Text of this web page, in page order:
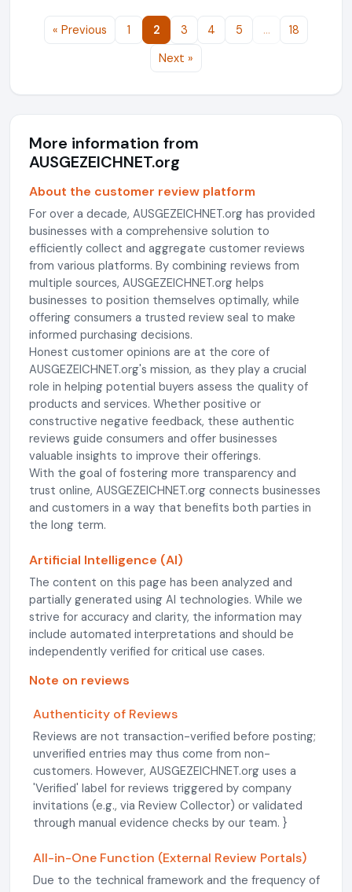
« Previous 1 2 3 4 5 …
18
Next »
More information from
AUSGEZEICHNET.org
About the customer review platform
For over a decade, AUSGEZEICHNET.org has provided
businesses with a comprehensive solution to
efficiently collect and aggregate customer reviews
from various platforms. By combining reviews from
multiple sources, AUSGEZEICHNET.org helps
businesses to position themselves optimally, while
offering consumers a trusted review seal to make
informed purchasing decisions.
Honest customer opinions are at the core of
AUSGEZEICHNET.org's mission, as they play a crucial
role in helping potential buyers assess the quality of
products and services. Whether positive or
constructive negative feedback, these authentic
reviews guide consumers and offer businesses
valuable insights to improve their offerings.
With the goal of fostering more transparency and
trust online, AUSGEZEICHNET.org connects businesses
and customers in a way that benefits both parties in
the long term.
Artificial Intelligence (AI)
The content on this page has been analyzed and
partially generated using AI technologies. While we
strive for accuracy and clarity, the information may
include automated interpretations and should be
independently verified for critical use cases.
Note on reviews
Authenticity of Reviews
Reviews are not transaction-verified before posting;
unverified entries may thus come from non-
customers. However, AUSGEZEICHNET.org uses a
'Verified' label for reviews triggered by company
invitations (e.g., via Review Collector) or validated
through manual evidence checks by our team. }
All-in-One Function (External Review Portals)
Due to the technical framework and the frequency of